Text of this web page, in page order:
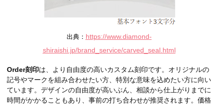
出典： https://www.diamond-
shiraishi.jp/brand_service/carved_seal.html
Order刻印は、より自由度の高いカスタム刻印です。オリジナルの
記号やマークを組み合わせたい方、特別な意味を込めたい方に向い
ています。デザインの自由度が高いぶん、相談から仕上がりまでに
時間がかかることもあり、事前の打ち合わせが推奨されます。価格